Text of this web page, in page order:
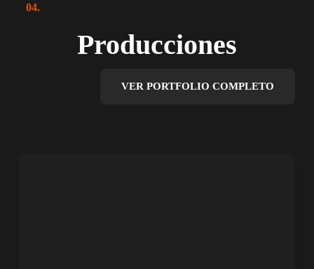
04.
Producciones
VER PORTFOLIO COMPLETO